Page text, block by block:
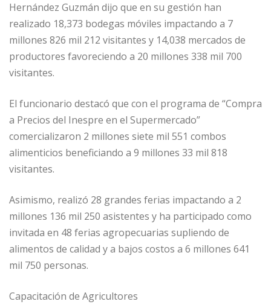
Hernández Guzmán dijo que en su gestión han
realizado 18,373 bodegas móviles impactando a 7
millones 826 mil 212 visitantes y 14,038 mercados de
productores favoreciendo a 20 millones 338 mil 700
visitantes.
El funcionario destacó que con el programa de “Compra
a Precios del Inespre en el Supermercado”
comercializaron 2 millones siete mil 551 combos
alimenticios beneficiando a 9 millones 33 mil 818
visitantes.
Asimismo, realizó 28 grandes ferias impactando a 2
millones 136 mil 250 asistentes y ha participado como
invitada en 48 ferias agropecuarias supliendo de
alimentos de calidad y a bajos costos a 6 millones 641
mil 750 personas.
Capacitación de Agricultores